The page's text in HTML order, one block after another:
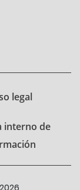
legal
interno de